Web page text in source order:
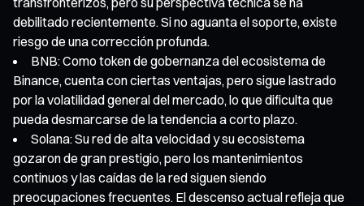
debilitado recientemente. Si no aguanta el soporte, existe
riesgo de una corrección profunda.
BNB: Como token de gobernanza del ecosistema de
Binance, cuenta con ciertas ventajas, pero sigue lastrado
por la volatilidad general del mercado, lo que dificulta que
pueda desmarcarse de la tendencia a corto plazo.
Solana: Su red de alta velocidad y su ecosistema
gozaron de gran prestigio, pero los mantenimientos
continuos y las caídas de la red siguen siendo
preocupaciones frecuentes. El descenso actual refleja que